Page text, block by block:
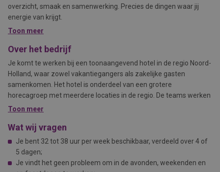
overzicht, smaak en samenwerking. Precies de dingen waar jij
energie van krijgt.
Toon meer
Over het bedrijf
Je komt te werken bij een toonaangevend hotel in de regio Noord-
Holland, waar zowel vakantiegangers als zakelijke gasten
samenkomen. Het hotel is onderdeel van een grotere
horecagroep met meerdere locaties in de regio. De teams werken
samen aan een onvergetelijke ervaring voor iedere gast, of het nu
is volop ruimte voor eigen inbreng en ontwikkeling, en je werkt in
een moderne, goed uitgeruste keuken.
Toon meer
Wat wij vragen
Je bent 32 tot 38 uur per week beschikbaar, verdeeld over 4 of
5 dagen;
Je vindt het geen probleem om in de avonden, weekenden en